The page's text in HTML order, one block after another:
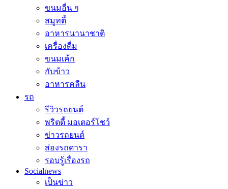
ขนมอื่น ๆ
สมูทตี้
อาหารนานาชาติ
เครื่องดื่ม
ขนมเค้ก
กับข้าว
อาหารคลีน
รถ
รีวิวรถยนต์
พริตตี้ มอเตอร์โชว์
ข่าวรถยนต์
ส่องรถดารา
รอบรู้เรื่องรถ
Socialnews
เป็นข่าว